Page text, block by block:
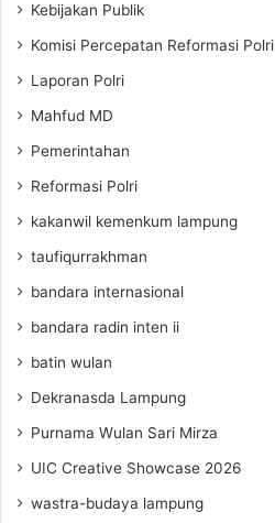
Kebijakan Publik
Komisi Percepatan Reformasi Polri
Laporan Polri
Mahfud MD
Pemerintahan
Reformasi Polri
kakanwil kemenkum lampung
taufiqurrakhman
bandara internasional
bandara radin inten ii
batin wulan
Dekranasda Lampung
Purnama Wulan Sari Mirza
UIC Creative Showcase 2026
wastra-budaya lampung